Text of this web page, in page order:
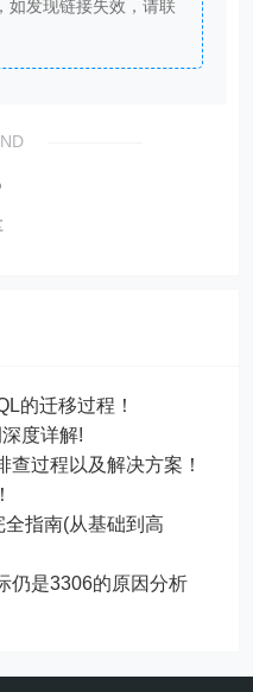
如发现链接失效，请联
的迁移过程！
度详解!
查过程以及解决方案！
指南(从基础到高
仍是3306的原因分析